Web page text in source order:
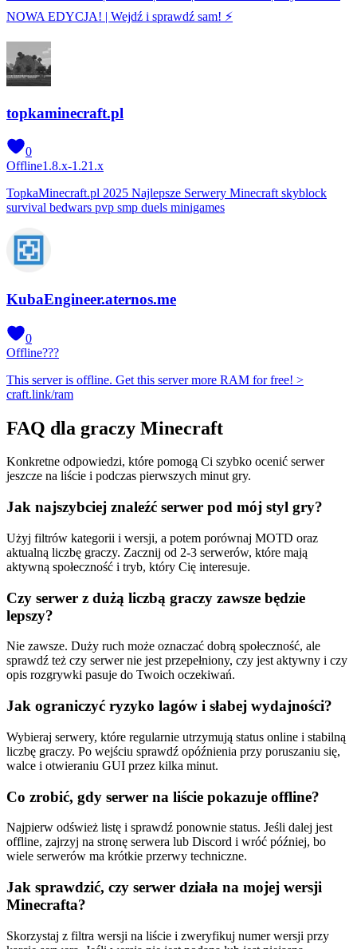
NOWA EDYCJA! | Wejdź i sprawdź sam! ⚡
topkaminecraft.pl
0
Offline1.8.x-1.21.x
TopkaMinecraft.pl 2025 Najlepsze Serwery Minecraft skyblock
survival bedwars pvp smp duels minigames
KubaEngineer.aternos.me
0
Offline???
This server is offline. Get this server more RAM for free! >
craft.link/ram
FAQ dla graczy Minecraft
Konkretne odpowiedzi, które pomogą Ci szybko ocenić serwer
jeszcze na liście i podczas pierwszych minut gry.
Jak najszybciej znaleźć serwer pod mój styl gry?
Użyj filtrów kategorii i wersji, a potem porównaj MOTD oraz
aktualną liczbę graczy. Zacznij od 2-3 serwerów, które mają
aktywną społeczność i tryb, który Cię interesuje.
Czy serwer z dużą liczbą graczy zawsze będzie
lepszy?
Nie zawsze. Duży ruch może oznaczać dobrą społeczność, ale
sprawdź też czy serwer nie jest przepełniony, czy jest aktywny i czy
opis rozgrywki pasuje do Twoich oczekiwań.
Jak ograniczyć ryzyko lagów i słabej wydajności?
Wybieraj serwery, które regularnie utrzymują status online i stabilną
liczbę graczy. Po wejściu sprawdź opóźnienia przy poruszaniu się,
walce i otwieraniu GUI przez kilka minut.
Co zrobić, gdy serwer na liście pokazuje offline?
Najpierw odśwież listę i sprawdź ponownie status. Jeśli dalej jest
offline, zajrzyj na stronę serwera lub Discord i wróć później, bo
wiele serwerów ma krótkie przerwy techniczne.
Jak sprawdzić, czy serwer działa na mojej wersji
Minecrafta?
Skorzystaj z filtra wersji na liście i zweryfikuj numer wersji przy